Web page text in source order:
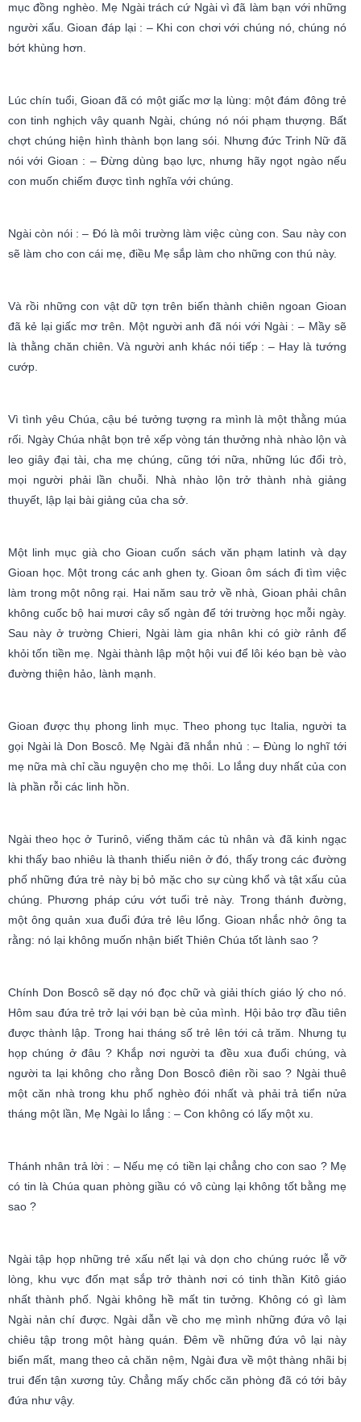
mục đồng nghèo. Mẹ Ngài trách cứ Ngài vì đã làm bạn với những
người xấu. Gioan đáp lại : – Khi con chơi với chúng nó, chúng nó
bớt khùng hơn.
Lúc chín tuổi, Gioan đã có một giấc mơ lạ lùng: một đám đông trẻ
con tinh nghịch vây quanh Ngài, chúng nó nói phạm thượng. Bất
chợt chúng hiện hình thành bọn lang sói. Nhưng đức Trinh Nữ đã
nói với Gioan : – Đừng dùng bạo lực, nhưng hãy ngọt ngào nếu
con muốn chiếm được tình nghĩa với chúng.
Ngài còn nói : – Đó là môi trường làm việc cùng con. Sau này con
sẽ làm cho con cái mẹ, điều Mẹ sắp làm cho những con thú này.
Và rồi những con vật dữ tợn trên biến thành chiên ngoan Gioan
đã kẻ lại giấc mơ trên. Một người anh đã nói với Ngài : – Mầy sẽ
là thằng chăn chiên. Và người anh khác nói tiếp : – Hay là tướng
cướp.
Vì tình yêu Chúa, cậu bé tưởng tượng ra mình là một thằng múa
rối. Ngày Chúa nhật bọn trẻ xếp vòng tán thưởng nhà nhào lộn và
leo giây đại tài, cha mẹ chúng, cũng tới nữa, những lúc đổi trò,
mọi người phải lần chuỗi. Nhà nhào lộn trở thành nhà giảng
thuyết, lập lại bài giảng của cha sở.
Một linh mục già cho Gioan cuốn sách văn phạm latinh và dạy
Gioan học. Một trong các anh ghen tỵ. Gioan ôm sách đi tìm việc
làm trong một nông rại. Hai năm sau trở về nhà, Gioan phải chân
không cuốc bộ hai mươi cây số ngàn để tới trường học mỗi ngày.
Sau này ở trường Chieri, Ngài làm gia nhân khi có giờ rảnh để
khỏi tốn tiền mẹ. Ngài thành lập một hội vui để lôi kéo bạn bè vào
đường thiện hảo, lành mạnh.
Gioan được thụ phong linh mục. Theo phong tục Italia, người ta
gọi Ngài là Don Boscô. Mẹ Ngài đã nhắn nhủ : – Đùng lo nghĩ tới
mẹ nữa mà chỉ cầu nguyện cho mẹ thôi. Lo lắng duy nhất của con
là phần rỗi các linh hồn.
Ngài theo học ở Turinô, viếng thăm các tù nhân và đã kinh ngạc
khi thấy bao nhiêu là thanh thiếu niên ở đó, thấy trong các đường
phố những đứa trẻ này bị bỏ mặc cho sự cùng khổ và tật xấu của
chúng. Phương pháp cứu vớt tuổi trẻ này. Trong thánh đường,
một ông quản xua đuổi đứa trẻ lêu lổng. Gioan nhắc nhở ông ta
rằng: nó lại không muốn nhận biết Thiên Chúa tốt lành sao ?
Chính Don Boscô sẽ dạy nó đọc chữ và giải thích giáo lý cho nó.
Hôm sau đứa trẻ trở lại với bạn bè của mình. Hội bảo trợ đầu tiên
được thành lập. Trong hai tháng số trẻ lên tới cả trăm. Nhưng tụ
họp chúng ở đâu ? Khắp nơi người ta đều xua đuổi chúng, và
người ta lại không cho rằng Don Boscô điên rồi sao ? Ngài thuê
một căn nhà trong khu phố nghèo đói nhất và phải trả tiển nửa
tháng một lần, Mẹ Ngài lo lắng : – Con không có lấy một xu.
Thánh nhân trả lời : – Nếu mẹ có tiền lại chẳng cho con sao ? Mẹ
có tin là Chúa quan phòng giầu có vô cùng lại không tốt bằng mẹ
sao ?
Ngài tập họp những trẻ xấu nết lại và dọn cho chúng ruớc lễ vỡ
lòng, khu vực đốn mạt sắp trở thành nơi có tinh thần Kitô giáo
nhất thành phố. Ngài không hề mất tin tưởng. Không có gì làm
Ngài nản chí được. Ngài dẫn về cho mẹ mình những đứa vô lại
chiêu tập trong một hàng quán. Đêm về những đứa vô lại này
biến mất, mang theo cả chăn nệm, Ngài đưa về một thàng nhãi bị
trui đến tận xương tủy. Chẳng mấy chốc căn phòng đã có tới bảy
đứa như vậy.